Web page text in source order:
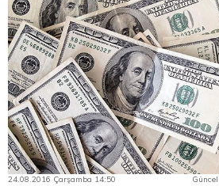
24.08.2016 Çarşamba 14:50